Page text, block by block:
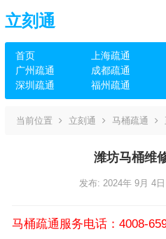
立刻通
首页 上海疏通
广州疏通
成都疏通
深圳疏通
福州疏通
当前位置 立刻通 马桶疏通
潍坊马桶维
发布: 2024年 9月 4日
马桶疏通服务电话：4008-